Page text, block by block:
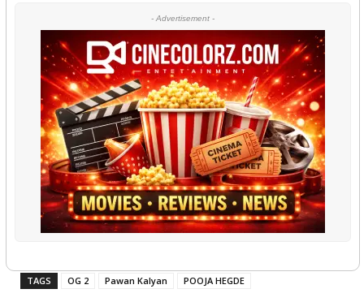
- Advertisement -
TAGS OG 2 Pawan Kalyan POOJA HEGDE